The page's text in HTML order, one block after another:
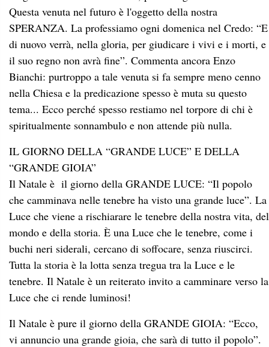
Questa venuta nel futuro è l'oggetto della nostra
SPERANZA. La professiamo ogni domenica nel Credo: “E
di nuovo verrà, nella gloria, per giudicare i vivi e i morti, e
il suo regno non avrà fine”. Commenta ancora Enzo
Bianchi: purtroppo a tale venuta si fa sempre meno cenno
nella Chiesa e la predicazione spesso è muta su questo
tema... Ecco perché spesso restiamo nel torpore di chi è
spiritualmente sonnambulo e non attende più nulla.
IL GIORNO DELLA “GRANDE LUCE” E DELLA
“GRANDE GIOIA”
Il Natale è il giorno della GRANDE LUCE: “Il popolo
che camminava nelle tenebre ha visto una grande luce”. La
Luce che viene a rischiarare le tenebre della nostra vita, del
mondo e della storia. È una Luce che le tenebre, come i
buchi neri siderali, cercano di soffocare, senza riuscirci.
Tutta la storia è la lotta senza tregua tra la Luce e le
tenebre. Il Natale è un reiterato invito a camminare verso la
Luce che ci rende luminosi!
Il Natale è pure il giorno della GRANDE GIOIA: “Ecco,
vi annuncio una grande gioia, che sarà di tutto il popolo”.